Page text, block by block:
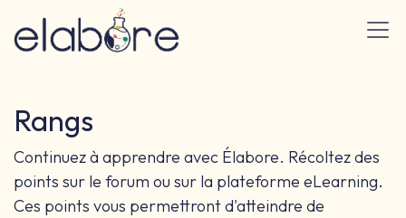
Se rendre au contenu
Rangs
Continuez à apprendre avec Élabore. Récoltez des
points sur le forum ou sur la plateforme eLearning.
Ces points vous permettront d'atteindre de